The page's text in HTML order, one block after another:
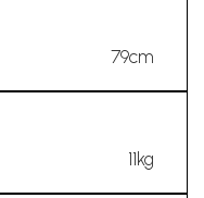
79cm
11kg